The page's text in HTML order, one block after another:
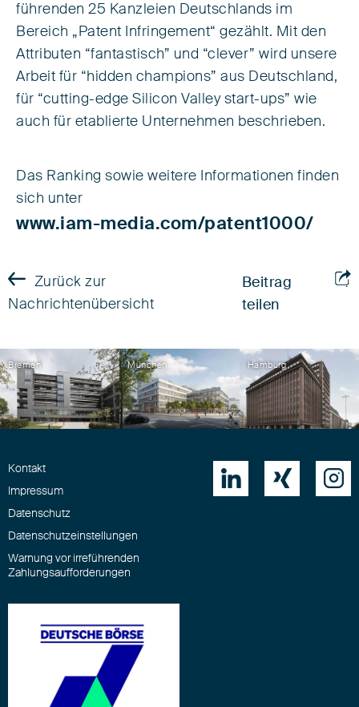
führenden 25 Kanzleien Deutschlands im
Bereich „Patent Infringement“ gezählt. Mit den
Attributen “fantastisch” und “clever” wird unsere
Arbeit für “hidden champions” aus Deutschland,
für “cutting-edge Silicon Valley start-ups” wie
auch für etablierte Unternehmen beschrieben.
Das Ranking sowie weitere Informationen finden
sich unter
www.iam-media.com/patent1000/
Zurück zur
Nachrichtenübersicht
Beitrag
teilen
Bremen München Hamburg
Kontakt
Impressum
Datenschutz
Datenschutzeinstellungen
Warnung vor irreführenden
Zahlungsaufforderungen
  